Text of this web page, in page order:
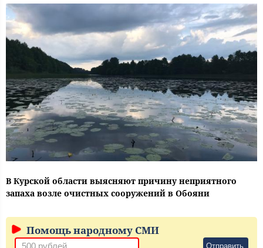
В Курской области выясняют причину неприятного
запаха возле очистных сооружений в Обояни
Помощь народному СМИ
Отправить